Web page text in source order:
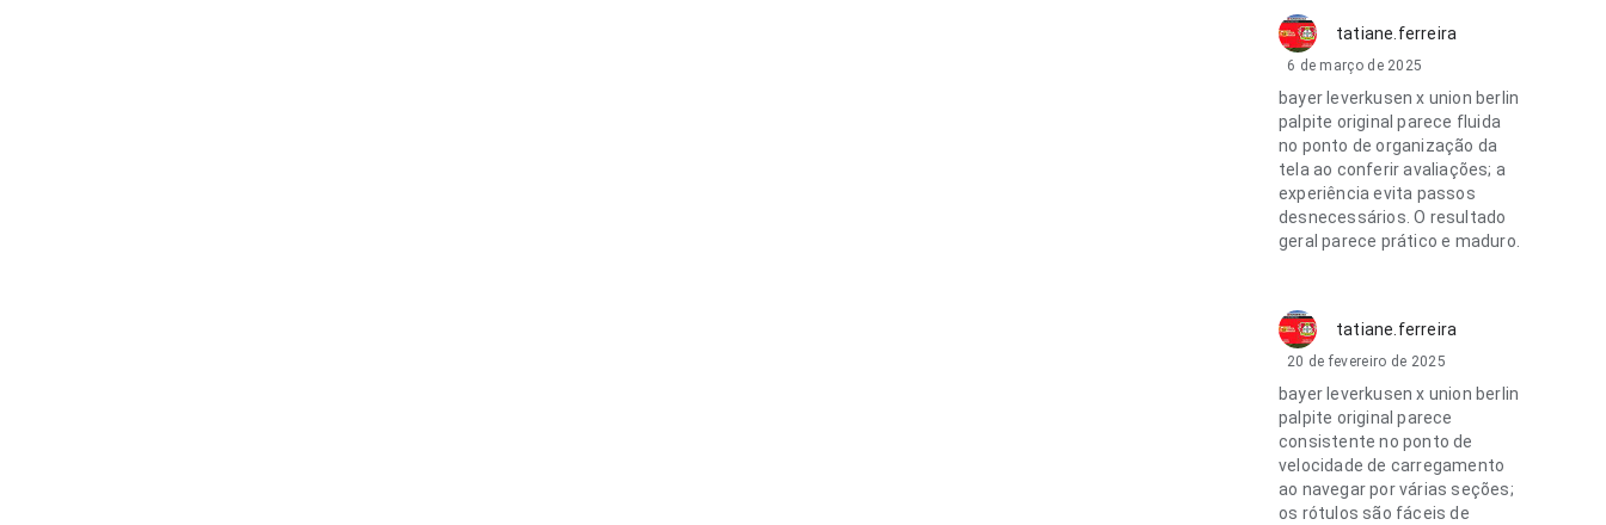
tatiane.ferreira
6 de março de 2025
bayer leverkusen x union berlin
palpite original parece fluida
no ponto de organização da
tela ao conferir avaliações; a
experiência evita passos
desnecessários. O resultado
geral parece prático e maduro.
tatiane.ferreira
20 de fevereiro de 2025
bayer leverkusen x union berlin
palpite original parece
consistente no ponto de
velocidade de carregamento
ao navegar por várias seções;
os rótulos são fáceis de